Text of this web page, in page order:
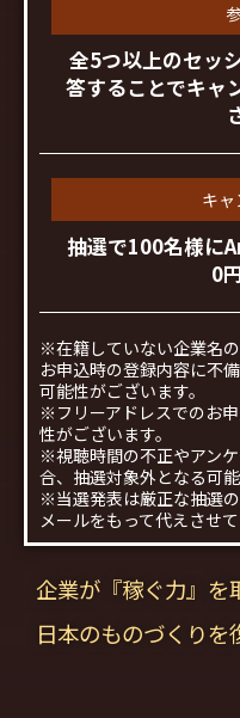
全5つ以上のセッ
答することでキャ
キ
抽選で100名様に
0
※在籍していない企業名
お申込時の登録内容に不
可能性がございます。
※フリーアドレスでのお
性がございます。
※視聴時間の不正やアン
合、抽選対象外となる可能
※当選発表は厳正な抽選
メールをもって代えさせて
企業が『稼ぐ力』を
日本のものづくり